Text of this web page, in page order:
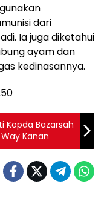
dari
Ia juga diketahui
ayam dan
kedinasannya.
Kopda Bazarsah
Kanan